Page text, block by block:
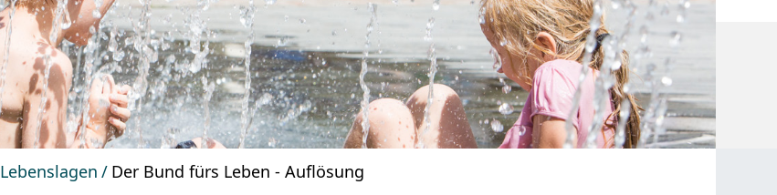
Lebenslagen Der Bund fürs Leben - Auflösung